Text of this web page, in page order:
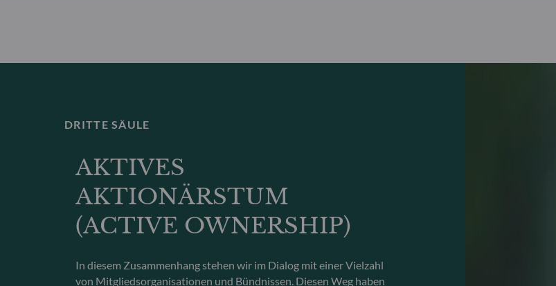
DRITTE SÄULE
AKTIVES
AKTIONÄRSTUM
(ACTIVE OWNERSHIP)
In diesem Zusammenhang stehen wir im Dialog mit einer Vielzahl
von Mitgliedsorganisationen und Bündnissen. Diesen Weg haben